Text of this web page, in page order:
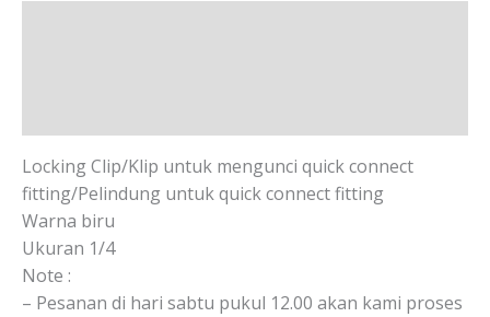
Locking Clip/Klip untuk mengunci quick connect
fitting/Pelindung untuk quick connect fitting
Warna biru
Ukuran 1/4
Note :
– Pesanan di hari sabtu pukul 12.00 akan kami proses